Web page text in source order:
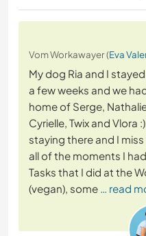
Vom Workawayer (Eva
My dog Ria and I
a few weeks and we
home of Serge,
Cyrielle, Twix and Vlora
staying there and I
all of the moments I
Tasks that I did at the
(vegan), some … read